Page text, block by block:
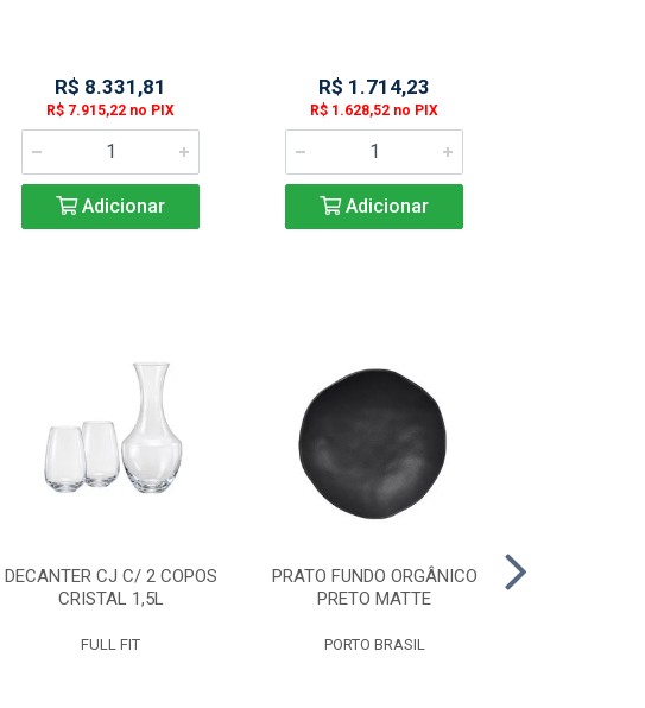
R$ 8.331,81
R$ 7.915,22 no PIX
Adicionar
R$ 1.714,23
R$ 1.628,52 no PIX
Adicionar
DECANTER CJ C/ 2 COPOS
CRISTAL 1,5L
FULL FIT
PRATO FUNDO ORGÂNICO
PRETO MATTE
PORTO BRASIL